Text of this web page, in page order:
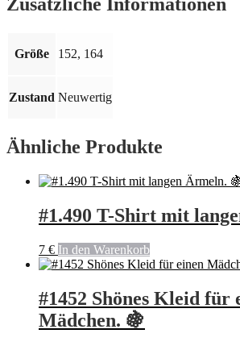
Zusätzliche Informationen
Größe 152, 164
Zustand Neuwertig
Ähnliche Produkte
#1.490 T-Shirt mit
7 € In den Warenkorb
#1452 Shönes Kleid für
Mädchen. 🍇